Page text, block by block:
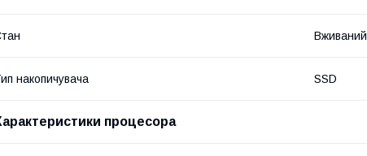
Вживаний
накопичувача SSD
процесора